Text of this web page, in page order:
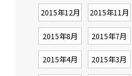
2015年12月 2015年11月
2015年8月 2015年7月
2015年4月 2015年3月